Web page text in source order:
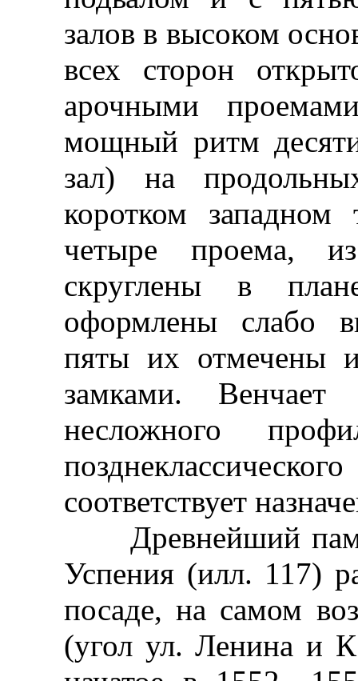
залов в высоком
всех сторон
арочными
мощный ритм
зал) на
коротком
четыре проема,
скруглены в
оформлены слабо
пяты их отмечены
замками. Венчает
несложного
соответствует
Древнейший
Успения (илл. 117)
посаде, на самом
(угол ул. Ленина и